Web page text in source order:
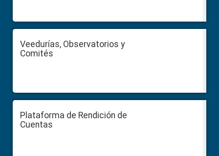
Veedurías, Observatorios y
Comités
Plataforma de Rendición de
Cuentas